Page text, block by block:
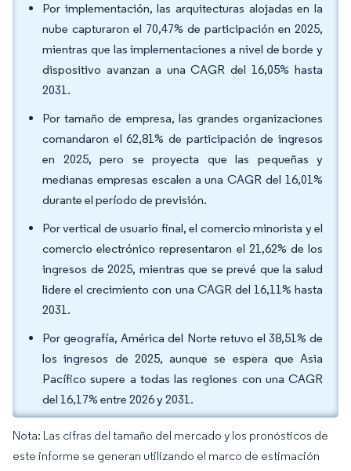
Por implementación, las arquitecturas alojadas en la
nube capturaron el 70,47% de participación en 2025,
mientras que las implementaciones a nivel de borde y
dispositivo avanzan a una CAGR del 16,05% hasta
2031.
Por tamaño de empresa, las grandes organizaciones
comandaron el 62,81% de participación de ingresos
en 2025, pero se proyecta que las pequeñas y
medianas empresas escalen a una CAGR del 16,01%
durante el período de previsión.
Por vertical de usuario final, el comercio minorista y el
comercio electrónico representaron el 21,62% de los
ingresos de 2025, mientras que se prevé que la salud
lidere el crecimiento con una CAGR del 16,11% hasta
2031.
Por geografía, América del Norte retuvo el 38,51% de
los ingresos de 2025, aunque se espera que Asia
Pacífico supere a todas las regiones con una CAGR
del 16,17% entre 2026 y 2031.
Nota: Las cifras del tamaño del mercado y los pronósticos de
este informe se generan utilizando el marco de estimación